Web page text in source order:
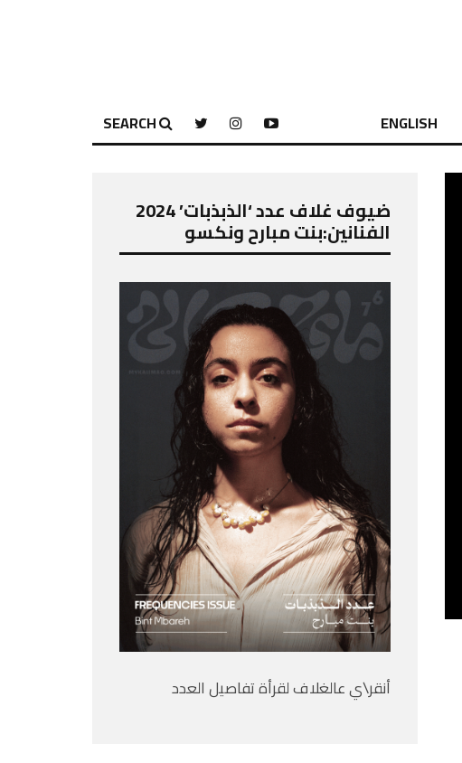
ENGLISH
SEARCH
ضيوف غلاف عدد ‘الذبذبات’ 2024
الفنانين:بنت مبارح ونكسو
أنقر\ي عالغلاف لقرأة تفاصيل العدد